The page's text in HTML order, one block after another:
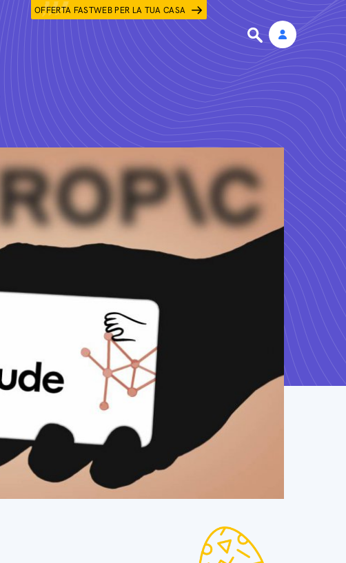
OFFERTA FASTWEB PER LA TUA CASA